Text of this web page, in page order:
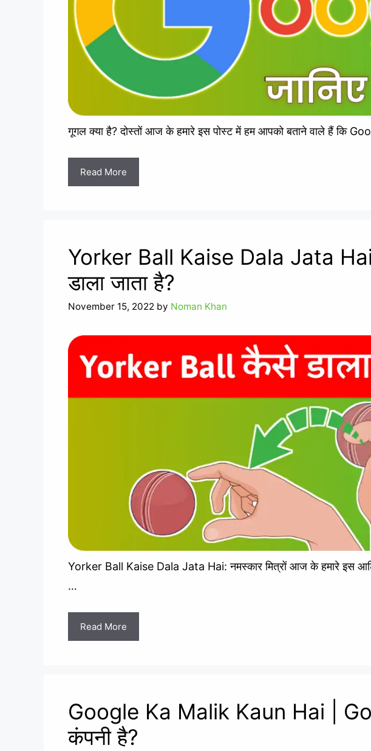
गूगल क्या है? दोस्तों आज के हमारे इस पोस्ट में हम आपको बताने वाले हैं कि
Read More
Yorker Ball Kaise Dala Jata Hai
डाला जाता है?
November 15, 2022 by Noman Khan
Yorker Ball Kaise Dala Jata Hai: नमस्कार मित्रों आज के हमारे इस
…
Read More
Google Ka Malik Kaun Hai |
कंपनी है?